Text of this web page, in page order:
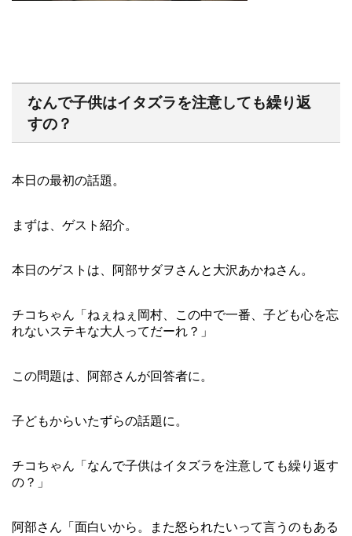
なんで子供はイタズラを注意しても繰り返
すの？
本日の最初の話題。
まずは、ゲスト紹介。
本日のゲストは、阿部サダヲさんと大沢あかねさん。
チコちゃん「ねぇねぇ岡村、この中で一番、子ども心を忘
れないステキな大人ってだーれ？」
この問題は、阿部さんが回答者に。
子どもからいたずらの話題に。
チコちゃん「なんで子供はイタズラを注意しても繰り返す
の？」
阿部さん「面白いから。また怒られたいって言うのもある